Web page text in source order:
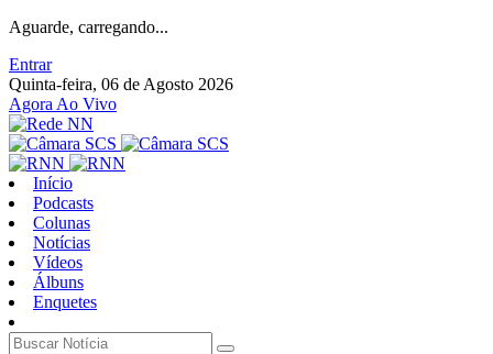
Aguarde, carregando...
Entrar
Quinta-feira, 06 de Agosto 2026
Agora Ao Vivo
Início
Podcasts
Colunas
Notícias
Vídeos
Álbuns
Enquetes